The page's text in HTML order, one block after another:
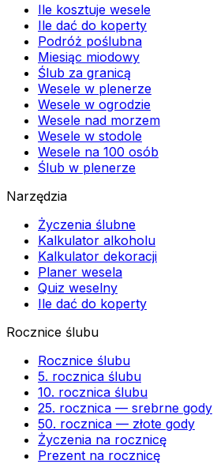
Ile kosztuje wesele
Ile dać do koperty
Podróż poślubna
Miesiąc miodowy
Ślub za granicą
Wesele w plenerze
Wesele w ogrodzie
Wesele nad morzem
Wesele w stodole
Wesele na 100 osób
Ślub w plenerze
Narzędzia
Życzenia ślubne
Kalkulator alkoholu
Kalkulator dekoracji
Planer wesela
Quiz weselny
Ile dać do koperty
Rocznice ślubu
Rocznice ślubu
5. rocznica ślubu
10. rocznica ślubu
25. rocznica — srebrne gody
50. rocznica — złote gody
Życzenia na rocznicę
Prezent na rocznicę